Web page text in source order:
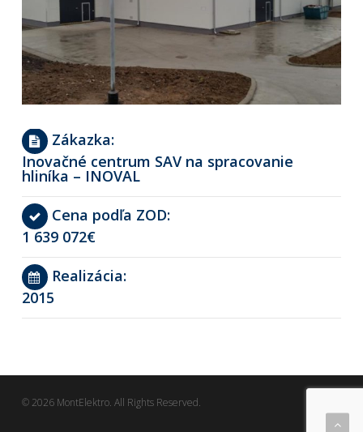
Zákazka:
Inovačné centrum SAV na spracovanie
hliníka – INOVAL
Cena podľa ZOD:
1 639 072€
Realizácia:
2015
© 2026 MontElektro. All Rights Reserved.